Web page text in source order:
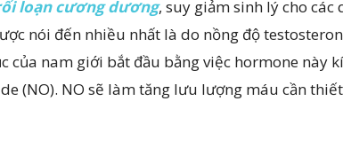
loạn cương dương, suy giảm sinh lý cho các
nói đến nhiều nhất là do nồng độ
của nam giới bắt đầu bằng việc hormone này
(NO). NO sẽ làm tăng lưu lượng máu cần